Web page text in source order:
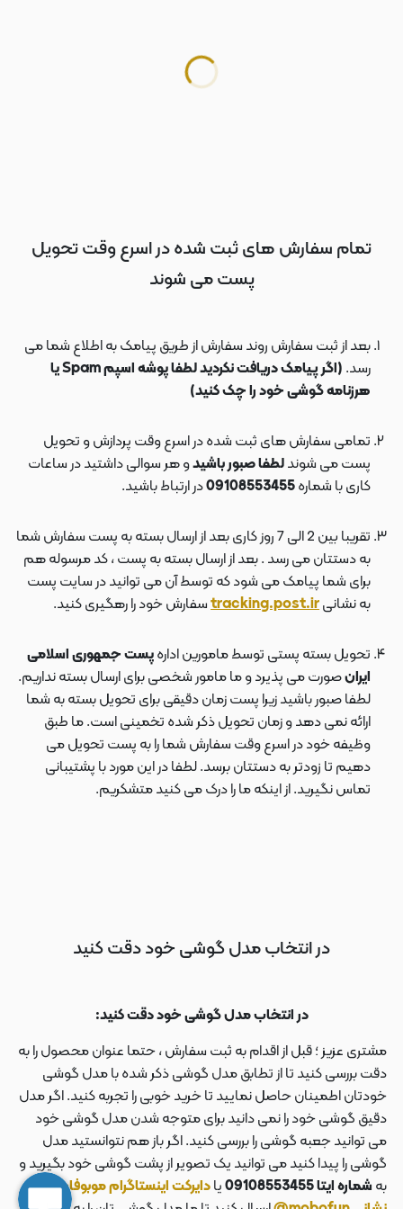
تمام سفارش های ثبت شده در اسرع وقت تحویل
پست می شوند
بعد از ثبت سفارش روند سفارش از طریق پیامک به اطلاع شما می
رسد.
(اگر پیامک دریافت نکردید لطفا پوشه اسپم Spam یا
هرزنامه گوشی خود را چک کنید)
تمامی سفارش های ثبت شده در اسرع وقت پردازش و تحویل
پست می شوندلطفا صبور باشیدو هر سوالی داشتید در ساعات
کاری با شماره
در ارتباط باشید.
تقریبا بین 2 الی 7 روز کاری بعد از ارسال بسته به پست سفارش شما
به دستتان می رسد . بعد از ارسال بسته به پست ، کد مرسوله هم
برای شما پیامک می شود که توسط آن می توانید در سایت پست
به نشانیtracking.post.irسفارش خود را رهگیری کنید.
تحویل بسته پستی توسط مامورین ادارهپست جمهوری اسلامی
ایرانصورت می پذیرد و ما مامور شخصی برای ارسال بسته نداریم.
لطفا صبور باشید زیرا پست زمان دقیقی برای تحویل بسته به شما
ارائه نمی دهد و زمان تحویل ذکر شده تخمینی است. ما طبق
وظیفه خود در اسرع وقت سفارش شما را به پست تحویل می
دهیم تا زودتر به دستتان برسد. لطفا در این مورد با پشتیبانی
تماس نگیرید. از اینکه ما را درک می کنید متشکریم.
در انتخاب مدل گوشی خود دقت کنید
در انتخاب مدل گوشی خود دقت کنید:
مشتری عزیز ؛ قبل از اقدام به ثبت سفارش ، حتما عنوان محصول را به
دقت بررسی کنید تا از تطابق مدل گوشی ذکر شده با مدل گوشی
خودتان اطمینان حاصل نمایید تا خرید خوبی را تجربه کنید. اگر مدل
دقیق گوشی خود را نمی دانید برای متوجه شدن مدل گوشی خود
می توانید جعبه گوشی را بررسی کنید. اگر باز هم نتوانستید مدل
گوشی را پیدا کنید می توانید یک تصویر از پشت گوشی خود بگیرید و
به شماره ایتا 09108553455 یادایرکت اینستاگرام موبوفان به